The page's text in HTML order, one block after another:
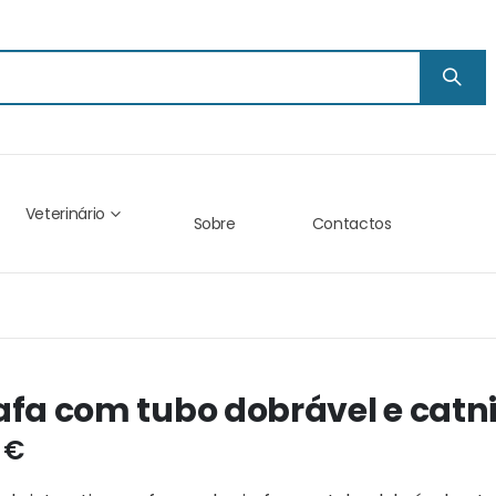
Veterinário Sobre Contactos
com tubo dobrável e
€